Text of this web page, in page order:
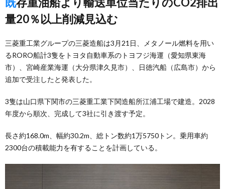
量20％以上削減見込む
三菱重工業グループの三菱造船は3月21日、メタノール燃料を用い
るRORO船計3隻をトヨタ自動車系のトヨフジ海運（愛知県東海
市）、宮崎産業海運（大分県津久見市）、日徳汽船（広島市）から
追加で受注したと発表した。
3隻は山口県下関市の三菱重工業下関造船所江浦工場で建造。2028
年度から順次、完成して3社に引き渡す予定。
長さ約168.0m、幅約30.2m、総トン数約1万5750トン。乗用車約
2300台の積載能力を有することを計画している。